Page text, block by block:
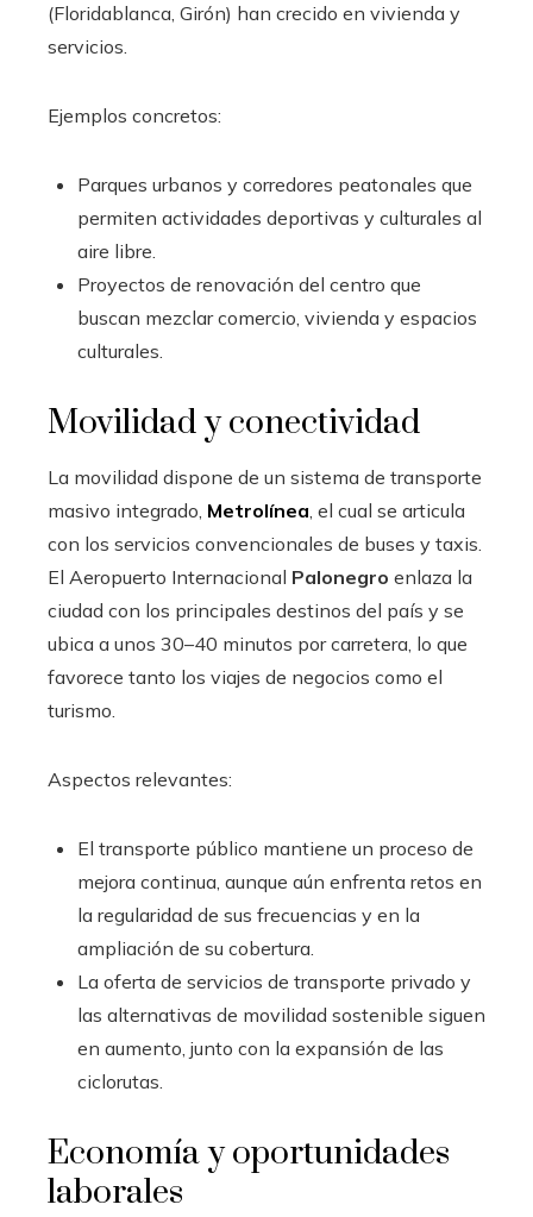
(Floridablanca, Girón) han crecido en vivienda y
servicios.
Ejemplos concretos:
Parques urbanos y corredores peatonales que
permiten actividades deportivas y culturales al
aire libre.
Proyectos de renovación del centro que
buscan mezclar comercio, vivienda y espacios
culturales.
Movilidad y conectividad
La movilidad dispone de un sistema de transporte
masivo integrado, Metrolínea, el cual se articula
con los servicios convencionales de buses y taxis.
El Aeropuerto Internacional Palonegro enlaza la
ciudad con los principales destinos del país y se
ubica a unos 30–40 minutos por carretera, lo que
favorece tanto los viajes de negocios como el
turismo.
Aspectos relevantes:
El transporte público mantiene un proceso de
mejora continua, aunque aún enfrenta retos en
la regularidad de sus frecuencias y en la
ampliación de su cobertura.
La oferta de servicios de transporte privado y
las alternativas de movilidad sostenible siguen
en aumento, junto con la expansión de las
ciclorutas.
Economía y oportunidades
laborales